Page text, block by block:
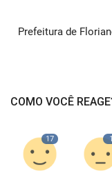
Prefeitura de
COMO VOCÊ
17 1